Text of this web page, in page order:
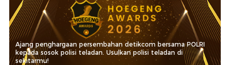
Ajang penghargaan persembahan detikcom bersama POLRI
kepada sosok polisi teladan. Usulkan polisi teladan di
sekitarmu!